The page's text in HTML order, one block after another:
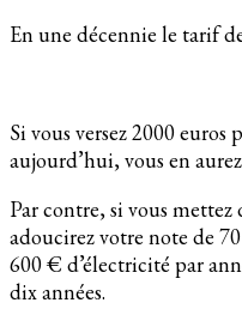
En une décennie le tarif
Si vous versez 2000 euros
aujourd’hui, vous en
Par contre, si vous mettez
adoucirez votre note de
600 € d’électricité par
dix années.